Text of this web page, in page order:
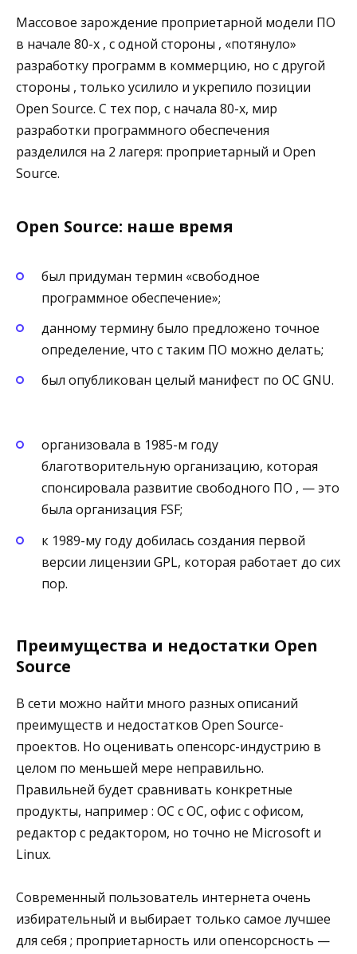
Массовое зарождение проприетарной модели ПО
в начале 80-х , с одной стороны , «потянуло»
разработку программ в коммерцию, но с другой
стороны , только усилило и укрепило позиции
Open Source. С тех пор, с начала 80-х, мир
разработки программного обеспечения
разделился на 2 лагеря: проприетарный и Open
Source.
Open Source: наше время
был придуман термин «свободное
программное обеспечение»;
данному термину было предложено точное
определение, что с таким ПО можно делать;
был опубликован целый манифест по ОС GNU.
организовала в 1985-м году
благотворительную организацию, которая
спонсировала развитие свободного ПО , — это
была организация FSF;
к 1989-му году добилась создания первой
версии лицензии GPL, которая работает до сих
пор.
Преимущества и недостатки Open
Source
В сети можно найти много разных описаний
преимуществ и недостатков Open Source-
проектов. Но оценивать опенсорс-индустрию в
целом по меньшей мере неправильно.
Правильней будет сравнивать конкретные
продукты, например : ОС с ОС, офис с офисом,
редактор с редактором, но точно не Microsoft и
Linux.
Современный пользователь интернета очень
избирательный и выбирает только самое лучшее
для себя ; проприетарность или опенсорсность —